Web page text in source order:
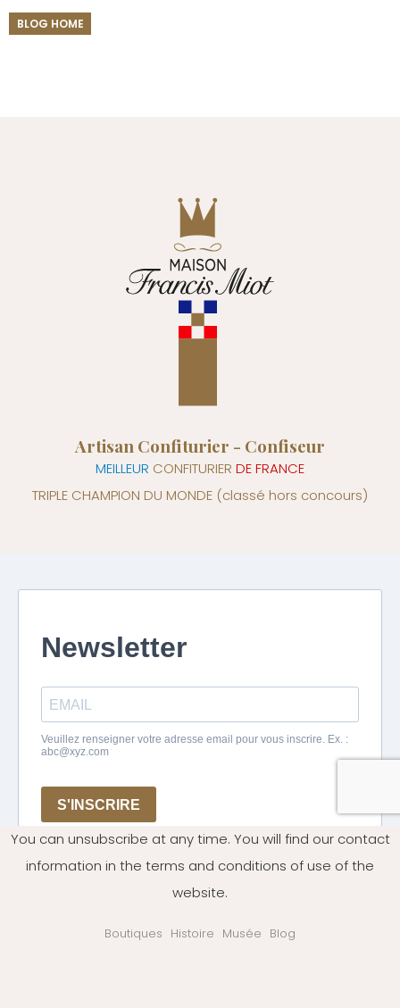
BLOG HOME
Artisan Confiturier - Confiseur
MEILLEUR CONFITURIER DE FRANCE
TRIPLE CHAMPION DU MONDE (classé hors concours)
You can unsubscribe at any time. You will find our contact
information in the terms and conditions of use of the
website.
Boutiques Histoire Musée Blog